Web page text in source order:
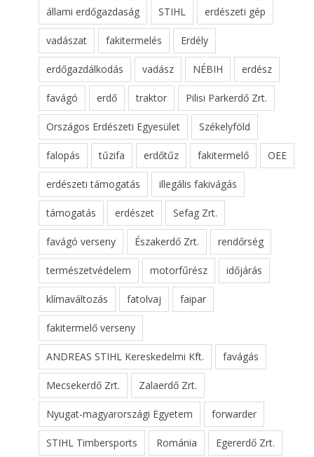
állami erdőgazdaság STIHL erdészeti gép
vadászat fakitermelés Erdély
erdőgazdálkodás vadász NÉBIH erdész
favágó erdő traktor Pilisi Parkerdő Zrt.
Országos Erdészeti Egyesület Székelyföld
falopás tűzifa erdőtűz fakitermelő OEE
erdészeti támogatás illegális fakivágás
támogatás erdészet Sefag Zrt.
favágó verseny Északerdő Zrt. rendőrség
természetvédelem motorfűrész időjárás
klímaváltozás fatolvaj faipar
fakitermelő verseny
ANDREAS STIHL Kereskedelmi Kft. favágás
Mecsekerdő Zrt. Zalaerdő Zrt.
Nyugat-magyarországi Egyetem forwarder
STIHL Timbersports Románia Egererdő Zrt.